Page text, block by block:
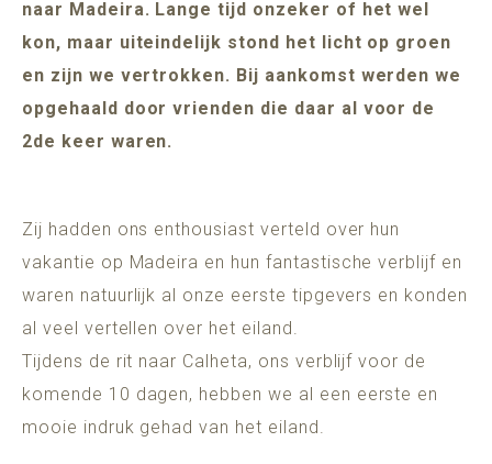
BESCHIKBAARHEID
naar Madeira. Lange tijd onzeker of het wel
kon, maar uiteindelijk stond het licht op groen
en zijn we vertrokken. Bij aankomst werden we
opgehaald door vrienden die daar al voor de
2de keer waren.
Zij hadden ons enthousiast verteld over hun
vakantie op Madeira en hun fantastische verblijf en
waren natuurlijk al onze eerste tipgevers en konden
al veel vertellen over het eiland.
Tijdens de rit naar Calheta, ons verblijf voor de
komende 10 dagen, hebben we al een eerste en
mooie indruk gehad van het eiland.